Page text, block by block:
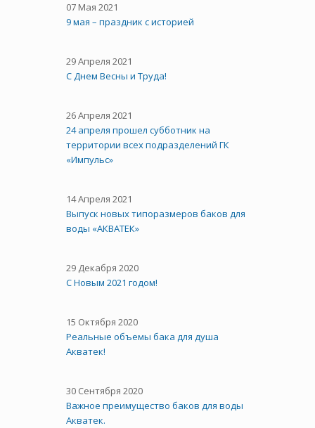
07 Мая 2021
9 мая – праздник с историей
29 Апреля 2021
C Днем Весны и Труда!
26 Апреля 2021
24 апреля прошел субботник на
территории всех подразделений ГК
«Импульс»
14 Апреля 2021
Выпуск новых типоразмеров баков для
воды «АКВАТЕК»
29 Декабря 2020
С Новым 2021 годом!
15 Октября 2020
Реальные объемы бака для душа
Акватек!
30 Сентября 2020
Важное преимущество баков для воды
Акватек.